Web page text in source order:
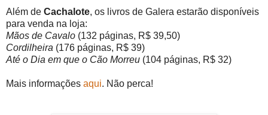
Além de Cachalote, os livros de Galera estarão disponíveis
para venda na loja:
Mãos de Cavalo (132 páginas, R$ 39,50)
Cordilheira (176 páginas, R$ 39)
Até o Dia em que o Cão Morreu (104 páginas, R$ 32)
Mais informações aqui. Não perca!